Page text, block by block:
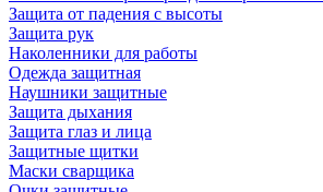
Защита от падения с высоты
Защита рук
Наколенники для работы
Одежда защитная
Наушники защитные
Защита дыхания
Защита глаз и лица
Защитные щитки
Маски сварщика